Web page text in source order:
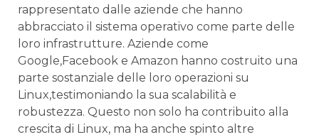
rappresentato dalle aziende ⁤che hanno⁤
abbracciato il ‌sistema ​operativo come ⁢parte ​delle
loro infrastrutture. ⁢Aziende ‍come
Google,Facebook e Amazon hanno costruito una
parte sostanziale⁣ delle loro‌ operazioni su ​
Linux,testimoniando‌ la‍ sua scalabilità e
robustezza. ⁣Questo non solo ha contribuito alla
crescita di⁢ Linux, ma ha anche spinto ⁤altre